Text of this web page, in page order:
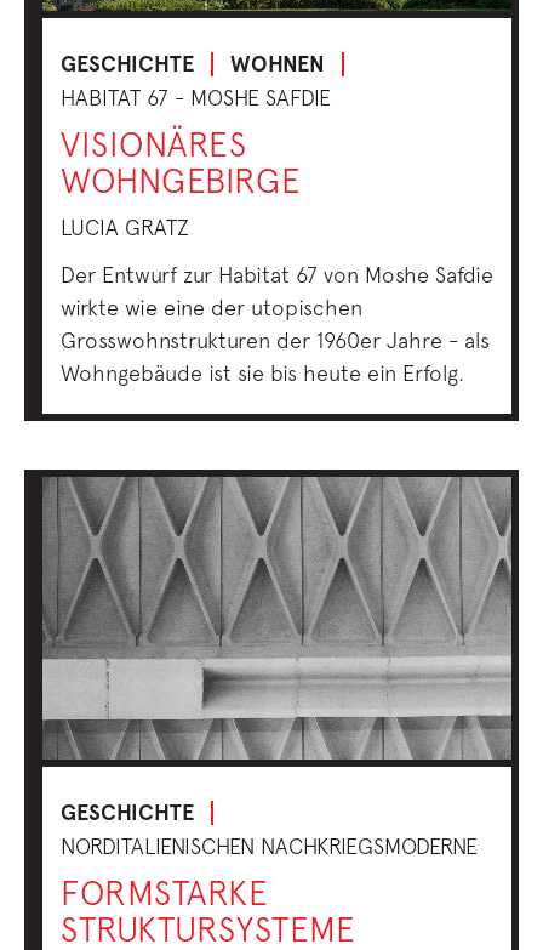
GESCHICHTE WOHNEN
HABITAT 67 - MOSHE SAFDIE
VISIONÄRES
WOHNGEBIRGE
LUCIA GRATZ
Der Entwurf zur Habitat 67 von Moshe Safdie
wirkte wie eine der utopischen
Grosswohnstrukturen der 1960er Jahre - als
Wohngebäude ist sie bis heute ein Erfolg.
GESCHICHTE
NORDITALIENISCHEN NACHKRIEGSMODERNE
FORMSTARKE
STRUKTURSYSTEME